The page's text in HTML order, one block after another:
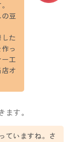
豆
た
っ
工
オ
す。
ていますね。さ